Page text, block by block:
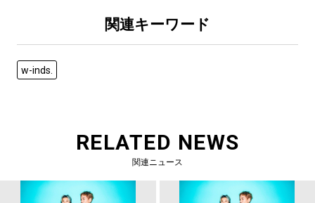
関連キーワード
w-inds.
RELATED NEWS
関連ニュース